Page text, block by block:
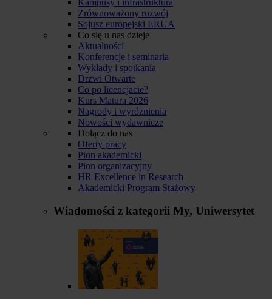
Zrównoważony rozwój
Sojusz europejski ERUA
Co się u nas dzieje
Aktualności
Konferencje i seminaria
Wykłady i spotkania
Drzwi Otwarte
Co po licencjacie?
Kurs Matura 2026
Nagrody i wyróżnienia
Nowości wydawnicze
Dołącz do nas
Oferty pracy
Pion akademicki
Pion organizacyjny
HR Excellence in Research
Akademicki Program Stażowy
Wiadomości z kategorii My, Uniwersytet